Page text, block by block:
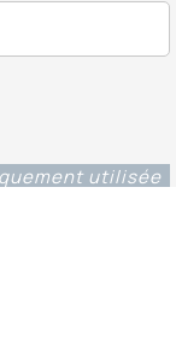
utilisée